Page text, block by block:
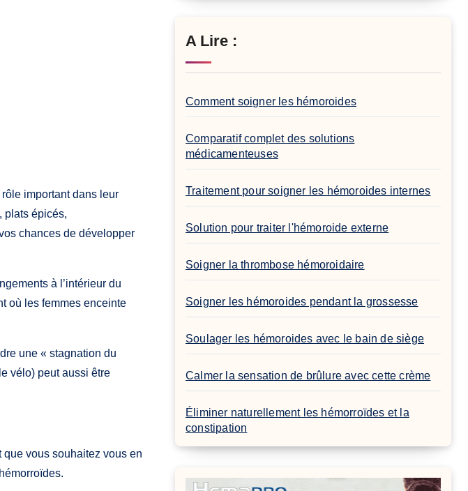
rôle important dans leur
plats épicés,
chances de développer
à l’intérieur du
où les femmes enceinte
une « stagnation du
vélo) peut aussi être
que vous souhaitez vous en
A Lire :
Comment soigner les hémoroides
Comparatif complet des solutions
médicamenteuses
Traitement pour soigner les hémoroides internes
Solution pour traiter l'hémoroide externe
Soigner la thrombose hémoroidaire
Soigner les hémoroides pendant la grossesse
Soulager les hémoroides avec le bain de siège
Calmer la sensation de brûlure avec cette crème
Éliminer naturellement les hémorroïdes et la
constipation